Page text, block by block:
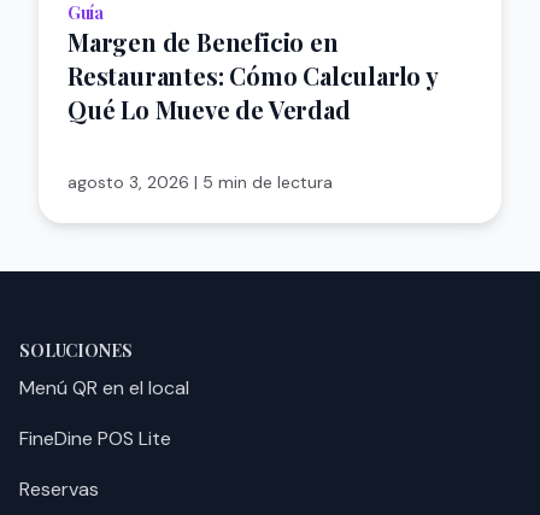
Guía
Margen de Beneficio en
Restaurantes: Cómo Calcularlo y
Qué Lo Mueve de Verdad
agosto 3, 2026 | 5 min de lectura
SOLUCIONES
Menú QR en el local
FineDine POS Lite
Reservas